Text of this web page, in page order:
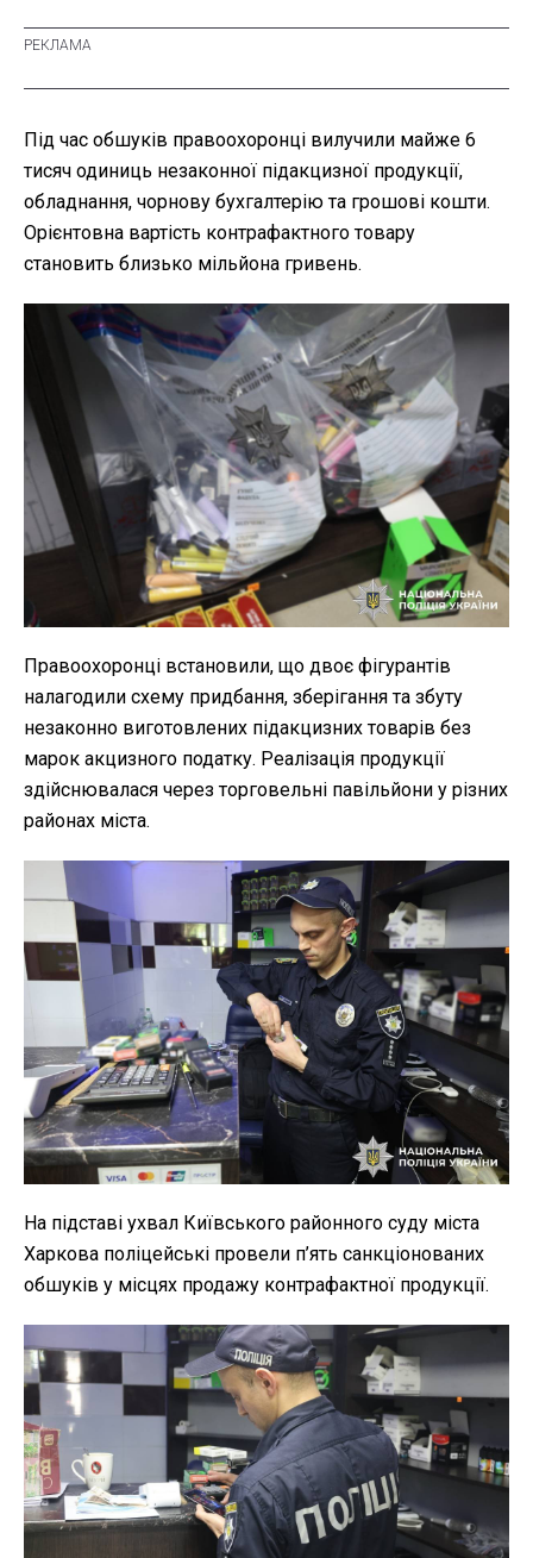
Під час обшуків правоохоронці вилучили майже 6
тисяч одиниць незаконної підакцизної продукції,
обладнання, чорнову бухгалтерію та грошові кошти.
Орієнтовна вартість контрафактного товару
становить близько мільйона гривень.
Правоохоронці встановили, що двоє фігурантів
налагодили схему придбання, зберігання та збуту
незаконно виготовлених підакцизних товарів без
марок акцизного податку. Реалізація продукції
здійснювалася через торговельні павільйони у різних
районах міста.
На підставі ухвал Київського районного суду міста
Харкова поліцейські провели п’ять санкціонованих
обшуків у місцях продажу контрафактної продукції.